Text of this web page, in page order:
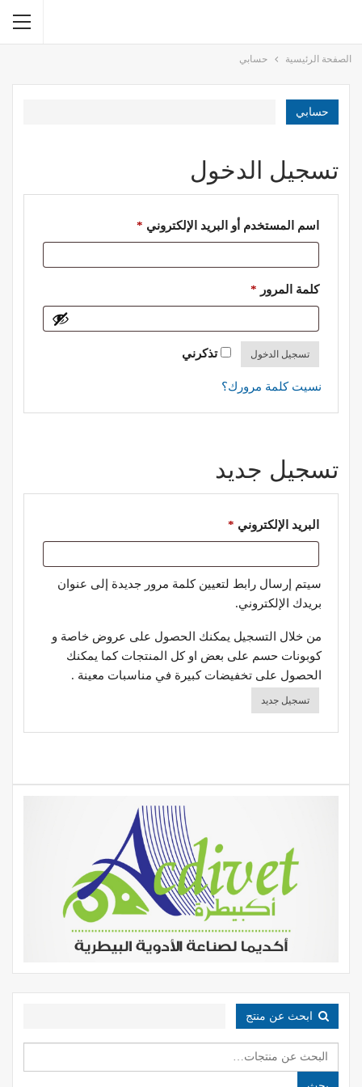
الصفحة الرئيسية حسابي
حسابي
تسجيل الدخول
اسم المستخدم أو البريد الإلكتروني *مطلوبة
كلمة المرور *مطلوبة
تذكرني تسجيل الدخول
نسيت كلمة مرورك؟
تسجيل جديد
البريد الإلكتروني *مطلوبة
سيتم إرسال رابط لتعيين كلمة مرور جديدة إلى عنوان
بريدك الإلكتروني.
من خلال التسجيل يمكنك الحصول على عروض خاصة و
كوبونات حسم على بعض او كل المنتجات كما يمكنك
الحصول على تخفيضات كبيرة في مناسبات معينة .
تسجيل جديد
ابحث عن منتج
البحث
عن: